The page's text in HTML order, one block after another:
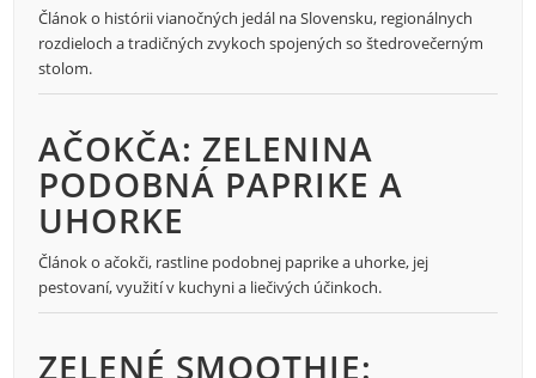
Článok o histórii vianočných jedál na Slovensku, regionálnych
rozdieloch a tradičných zvykoch spojených so štedrovečerným
stolom.
AČOKČA: ZELENINA
PODOBNÁ PAPRIKE A
UHORKE
Článok o ačokči, rastline podobnej paprike a uhorke, jej
pestovaní, využití v kuchyni a liečivých účinkoch.
ZELENÉ SMOOTHIE: